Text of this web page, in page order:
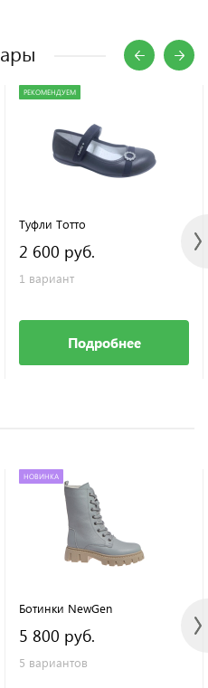
РЕКОМЕНДУЕМ
Туфли Тотто
2 600 руб.
1 вариант
Подробнее
НОВИНКА
Ботинки NewGen
5 800 руб.
5 вариантов